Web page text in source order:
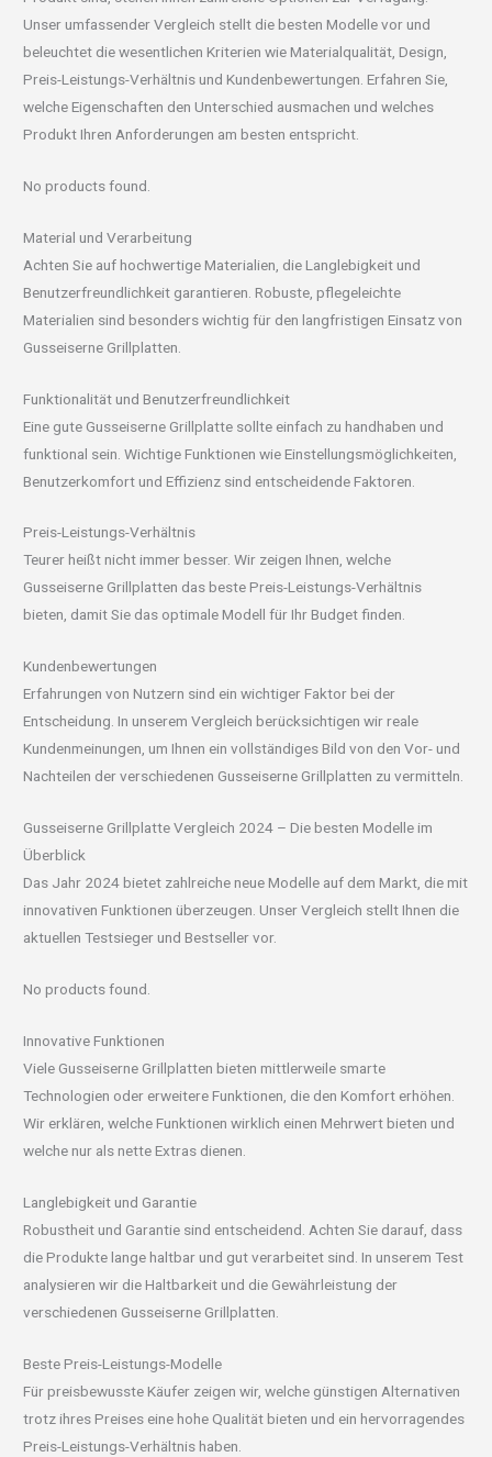
Unser umfassender Vergleich stellt die besten Modelle vor und
beleuchtet die wesentlichen Kriterien wie Materialqualität, Design,
Preis-Leistungs-Verhältnis und Kundenbewertungen. Erfahren Sie,
welche Eigenschaften den Unterschied ausmachen und welches
Produkt Ihren Anforderungen am besten entspricht.
No products found.
Material und Verarbeitung
Achten Sie auf hochwertige Materialien, die Langlebigkeit und
Benutzerfreundlichkeit garantieren. Robuste, pflegeleichte
Materialien sind besonders wichtig für den langfristigen Einsatz von
Gusseiserne Grillplatten.
Funktionalität und Benutzerfreundlichkeit
Eine gute Gusseiserne Grillplatte sollte einfach zu handhaben und
funktional sein. Wichtige Funktionen wie Einstellungsmöglichkeiten,
Benutzerkomfort und Effizienz sind entscheidende Faktoren.
Preis-Leistungs-Verhältnis
Teurer heißt nicht immer besser. Wir zeigen Ihnen, welche
Gusseiserne Grillplatten das beste Preis-Leistungs-Verhältnis
bieten, damit Sie das optimale Modell für Ihr Budget finden.
Kundenbewertungen
Erfahrungen von Nutzern sind ein wichtiger Faktor bei der
Entscheidung. In unserem Vergleich berücksichtigen wir reale
Kundenmeinungen, um Ihnen ein vollständiges Bild von den Vor- und
Nachteilen der verschiedenen Gusseiserne Grillplatten zu vermitteln.
Gusseiserne Grillplatte Vergleich 2024 – Die besten Modelle im
Überblick
Das Jahr 2024 bietet zahlreiche neue Modelle auf dem Markt, die mit
innovativen Funktionen überzeugen. Unser Vergleich stellt Ihnen die
aktuellen Testsieger und Bestseller vor.
No products found.
Innovative Funktionen
Viele Gusseiserne Grillplatten bieten mittlerweile smarte
Technologien oder erweitere Funktionen, die den Komfort erhöhen.
Wir erklären, welche Funktionen wirklich einen Mehrwert bieten und
welche nur als nette Extras dienen.
Langlebigkeit und Garantie
Robustheit und Garantie sind entscheidend. Achten Sie darauf, dass
die Produkte lange haltbar und gut verarbeitet sind. In unserem Test
analysieren wir die Haltbarkeit und die Gewährleistung der
verschiedenen Gusseiserne Grillplatten.
Beste Preis-Leistungs-Modelle
Für preisbewusste Käufer zeigen wir, welche günstigen Alternativen
trotz ihres Preises eine hohe Qualität bieten und ein hervorragendes
Preis-Leistungs-Verhältnis haben.